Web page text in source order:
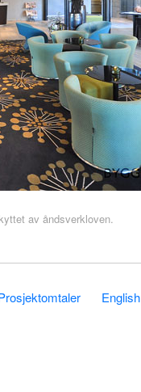
av åndsverkloven.
English